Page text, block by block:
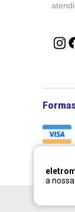
a nossa